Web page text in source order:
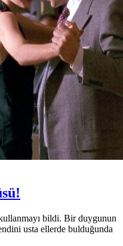
bildi. Bir duygunun
usta ellerde bulduğunda